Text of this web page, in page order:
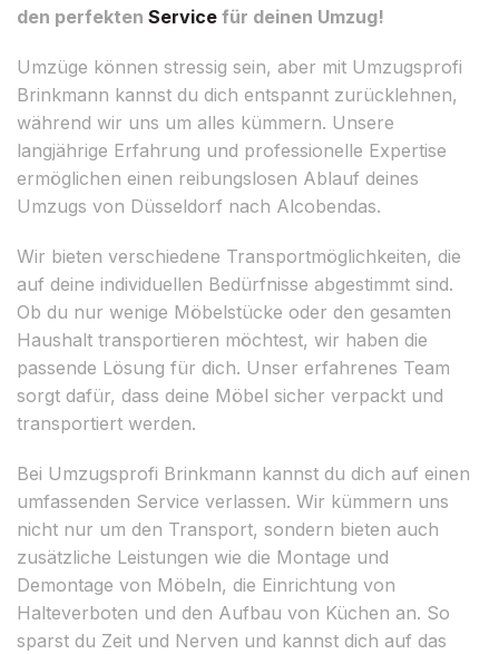
den perfekten Service für deinen Umzug!
Umzüge können stressig sein, aber mit Umzugsprofi
Brinkmann kannst du dich entspannt zurücklehnen,
während wir uns um alles kümmern. Unsere
langjährige Erfahrung und professionelle Expertise
ermöglichen einen reibungslosen Ablauf deines
Umzugs von Düsseldorf nach Alcobendas.
Wir bieten verschiedene Transportmöglichkeiten, die
auf deine individuellen Bedürfnisse abgestimmt sind.
Ob du nur wenige Möbelstücke oder den gesamten
Haushalt transportieren möchtest, wir haben die
passende Lösung für dich. Unser erfahrenes Team
sorgt dafür, dass deine Möbel sicher verpackt und
transportiert werden.
Bei Umzugsprofi Brinkmann kannst du dich auf einen
umfassenden Service verlassen. Wir kümmern uns
nicht nur um den Transport, sondern bieten auch
zusätzliche Leistungen wie die Montage und
Demontage von Möbeln, die Einrichtung von
Halteverboten und den Aufbau von Küchen an. So
sparst du Zeit und Nerven und kannst dich auf das